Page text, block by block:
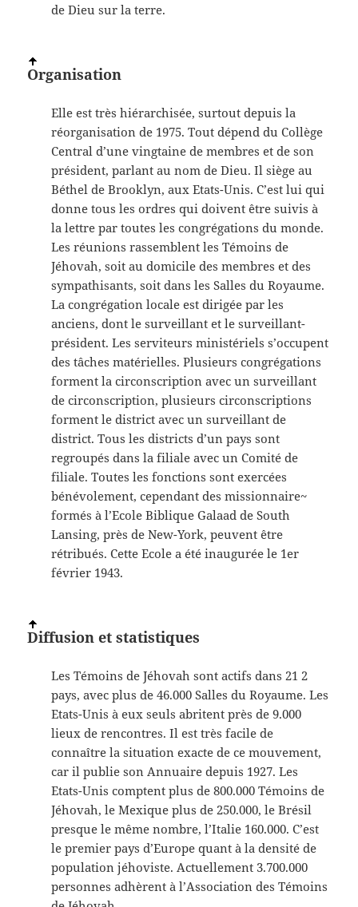
de Dieu sur la terre.
Organisation
Elle est très hiérarchisée, surtout depuis la
réorganisation de 1975. Tout dépend du Collège
Central d’une vingtaine de membres et de son
président, parlant au nom de Dieu. Il siège au
Béthel de Brooklyn, aux Etats-Unis. C’est lui qui
donne tous les ordres qui doivent être suivis à
la lettre par toutes les congrégations du monde.
Les réunions rassemblent les Témoins de
Jéhovah, soit au domicile des membres et des
sympathisants, soit dans les Salles du Royaume.
La congrégation locale est dirigée par les
anciens, dont le surveillant et le surveillant-
président. Les serviteurs ministériels s’occupent
des tâches matérielles. Plusieurs congrégations
forment la circonscription avec un surveillant
de circonscription, plusieurs circonscriptions
forment le district avec un surveillant de
district. Tous les districts d’un pays sont
regroupés dans la filiale avec un Comité de
filiale. Toutes les fonctions sont exercées
bénévolement, cependant des missionnaire~
formés à l’Ecole Biblique Galaad de South
Lansing, près de New-York, peuvent être
rétribués. Cette Ecole a été inaugurée le 1er
février 1943.
Diffusion et statistiques
Les Témoins de Jéhovah sont actifs dans 21 2
pays, avec plus de 46.000 Salles du Royaume. Les
Etats-Unis à eux seuls abritent près de 9.000
lieux de rencontres. Il est très facile de
connaître la situation exacte de ce mouvement,
car il publie son Annuaire depuis 1927. Les
Etats-Unis comptent plus de 800.000 Témoins de
Jéhovah, le Mexique plus de 250.000, le Brésil
presque le même nombre, l’Italie 160.000. C’est
le premier pays d’Europe quant à la densité de
population jéhoviste. Actuellement 3.700.000
personnes adhèrent à l’Association des Témoins